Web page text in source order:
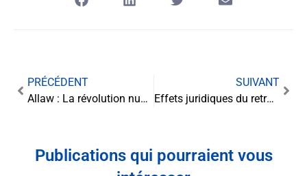
PRÉCÉDENT
Allaw : La révolution numérique du conseil juridique
SUIVANT
Effets juridiques du retrait d’un associé en société à capital variable
Publications qui pourraient vous